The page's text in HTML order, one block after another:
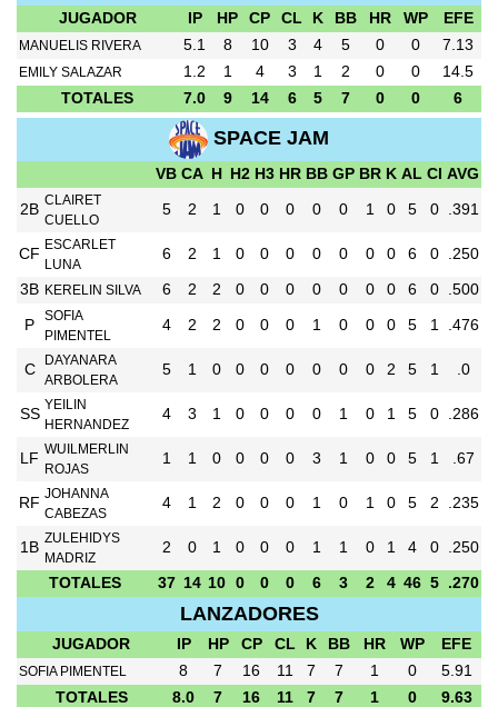
JUGADOR IP HP CP CL K BB HR WP EFE
MANUELIS RIVERA 5.1 8 10 3 4 5 0 0 7.13
EMILY SALAZAR 1.2 1 4 3 1 2 0 0
14.5
TOTALES
7.0 9 14 6 5 7 0 0 6
SPACE JAM
VB CA H H2 H3 HR BB GP BR K AL CI AVG
2B
CLAIRET
CUELLO
5 2 1 0 0 0 0 0 1 0 5 0 .391
CF
ESCARLET
LUNA
6 2 1 0 0 0 0 0 0 0 6 0 .250
3B KERELIN SILVA 6 2 2 0 0 0 0 0 0 0 6 0 .500
P
SOFIA
PIMENTEL
4 2 2 0 0 0 1 0 0 0 5 1 .476
C
DAYANARA
ARBOLERA
5 1 0 0 0 0 0 0 0 2 5 1 .0
SS
YEILIN
HERNANDEZ
4 3 1 0 0 0 0 1 0 1 5 0 .286
LF
WUILMERLIN
ROJAS
1 1 0 0 0 0 3 1 0 0 5 1 .67
RF
JOHANNA
CABEZAS
4 1 2 0 0 0 1 0 1 0 5 2 .235
1B
ZULEHIDYS
MADRIZ
2 0 1 0 0 0 1 1 0 1 4 0 .250
TOTALES 37 14 10 0 0 0 6 3 2 4 46 5 .270
LANZADORES
JUGADOR IP HP CP CL K BB HR WP EFE
SOFIA PIMENTEL 8 7 16 11 7 7 1 0
5.91
TOTALES
8.0 7 16 11 7 7 1 0 9.63